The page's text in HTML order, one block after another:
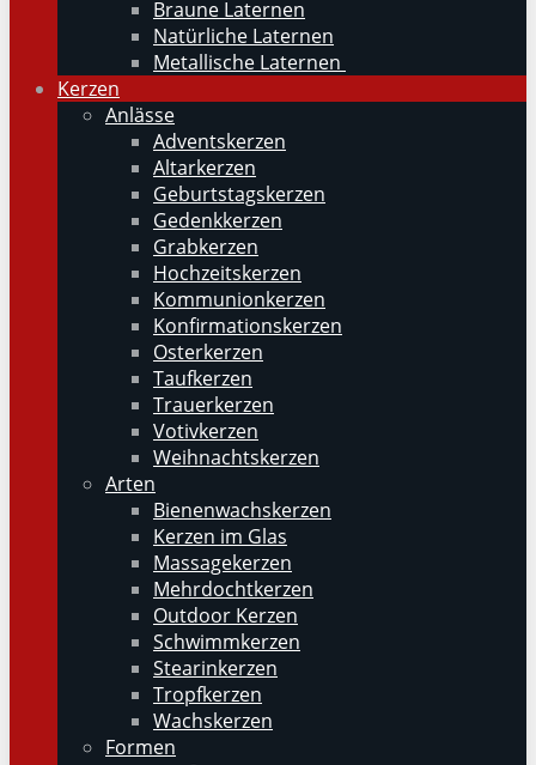
Braune Laternen
Natürliche Laternen
Metallische Laternen
Kerzen
Anlässe
Adventskerzen
Altarkerzen
Geburtstagskerzen
Gedenkkerzen
Grabkerzen
Hochzeitskerzen
Kommunionkerzen
Konfirmationskerzen
Osterkerzen
Taufkerzen
Trauerkerzen
Votivkerzen
Weihnachtskerzen
Arten
Bienenwachskerzen
Kerzen im Glas
Massagekerzen
Mehrdochtkerzen
Outdoor Kerzen
Schwimmkerzen
Stearinkerzen
Tropfkerzen
Wachskerzen
Formen